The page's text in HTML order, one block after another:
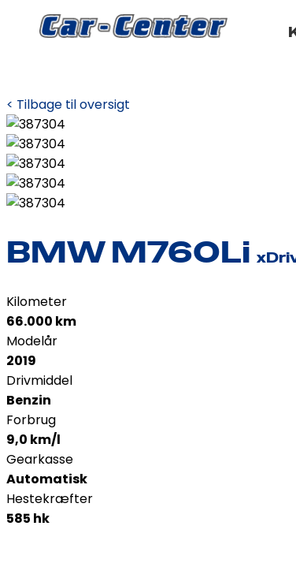
< Tilbage til oversigt
BMW M760Li
Kilometer
66.000 km
Modelår
2019
Drivmiddel
Benzin
Forbrug
9,0 km/l
Gearkasse
Automatisk
Hestekræfter
585 hk